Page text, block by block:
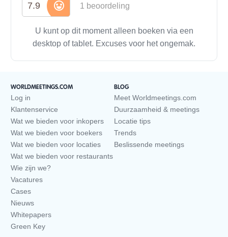
7.9 1 beoordeling
U kunt op dit moment alleen boeken via een
desktop of tablet. Excuses voor het ongemak.
WORLDMEETINGS.COM
Log in
Klantenservice
Wat we bieden voor inkopers
Wat we bieden voor boekers
Wat we bieden voor locaties
Wat we bieden voor restaurants
Wie zijn we?
Vacatures
Cases
Nieuws
Whitepapers
Green Key
BLOG
Meet Worldmeetings.com
Duurzaamheid & meetings
Locatie tips
Trends
Beslissende meetings